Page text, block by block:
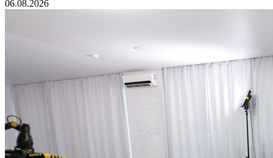
06.08.2026